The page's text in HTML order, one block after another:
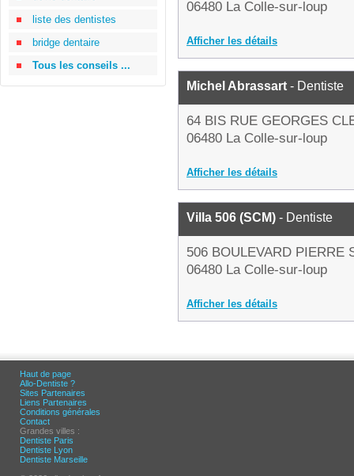
liste des dentistes
bridge dentaire
Tous les conseils ...
06480 La Colle-sur-loup
Afficher les détails
Michel Abrassart - Dentiste
64 BIS RUE GEORGES
06480 La Colle-sur-loup
Afficher les détails
Villa 506 (SCM) - Dentiste
506 BOULEVARD PIERRE
06480 La Colle-sur-loup
Afficher les détails
Haut de page
Allo-Dentiste ?
Sites Partenaires
Liens Partenaires
Conditions générales
Contact
Grandes villes :
Dentiste Paris
Dentiste Lyon
Dentiste Marseille